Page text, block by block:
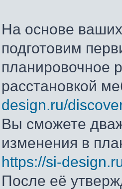
На основе
подготовим
планировочное
расстановкой
design.ru/
Вы сможете
изменения в
https://si-
После её